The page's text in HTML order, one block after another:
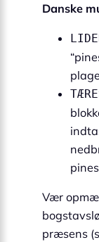
Danske
Vær
præsens